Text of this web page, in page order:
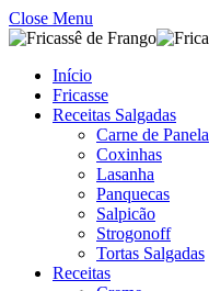
Close Menu
Início
Fricasse
Receitas Salgadas
Carne de Panela
Coxinhas
Lasanha
Panquecas
Salpicão
Strogonoff
Tortas Salgadas
Receitas